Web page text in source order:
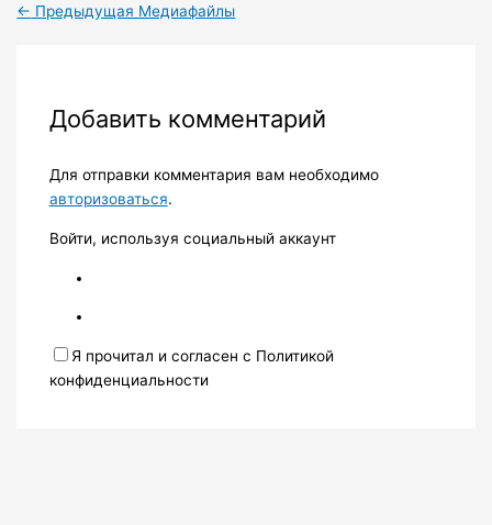
← Предыдущая Медиафайлы
Добавить комментарий
Для отправки комментария вам необходимо
авторизоваться.
Войти, используя социальный аккаунт
Я прочитал и согласен с Политикой
конфиденциальности